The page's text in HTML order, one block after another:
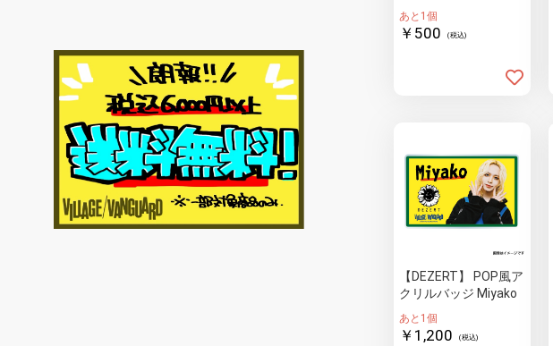
あと1個
￥500 (税込)
【DEZERT】 POP風ア
クリルバッジ Miyako
あと1個
￥1,200 (税込)